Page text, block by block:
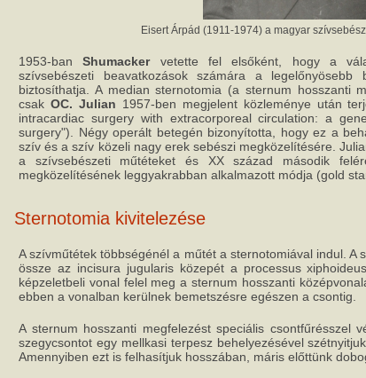
Eisert Árpád (1911-1974) a magyar
1953-banShumackervetette fel elsőként, hogy a
szívsebészeti beavatkozások számára a legelőnyösebb
biztosíthatja. A median sternotomia (a sternum hosszanti
csak OC. Julian 1957-ben megjelent közleménye után
intracardiac surgery with extracorporeal circulation: a
surgery"). Négy operált betegén bizonyította, hogy ez a
szív és a szív közeli nagy erek sebészi megközelítésére.
a szívsebészeti műtéteket és XX század második
megközelítésének leggyakrabban alkalmazott módja (gold
Sternotomia kivitelezése
A szívműtétek többségénél a műtét a sternotomiával indul. A
össze az incisura jugularis közepét a processus
képzeletbeli vonal felel meg a sternum hosszanti
ebben a vonalban kerülnek bemetszésre egészen a csontig.
A sternum hosszanti megfelezést speciális csontfűrésszel
szegycsontot egy mellkasi terpesz behelyezésével
Amennyiben ezt is felhasítjuk hosszában, máris előttünk